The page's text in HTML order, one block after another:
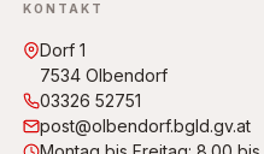
KONTAKT
Dorf 1
7534 Olbendorf
03326 52751
post@olbendorf.bgld.gv.at